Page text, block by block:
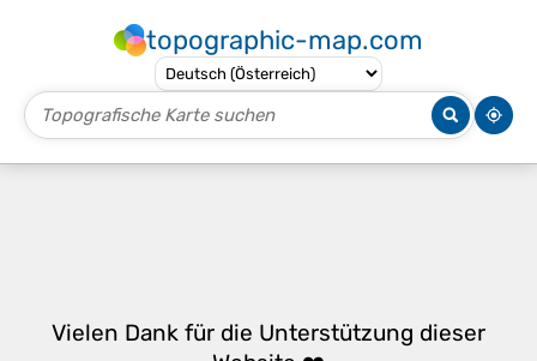
topographic-map.com
Vielen Dank für die Unterstützung dieser